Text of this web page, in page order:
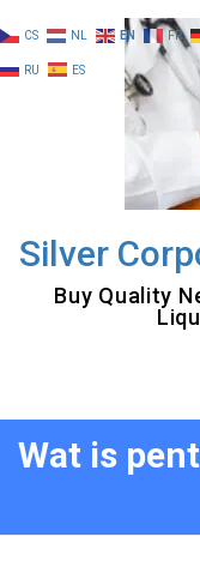
to
content
Silver
Buy Quality
Wat is
CS NL EN FR
RU ES